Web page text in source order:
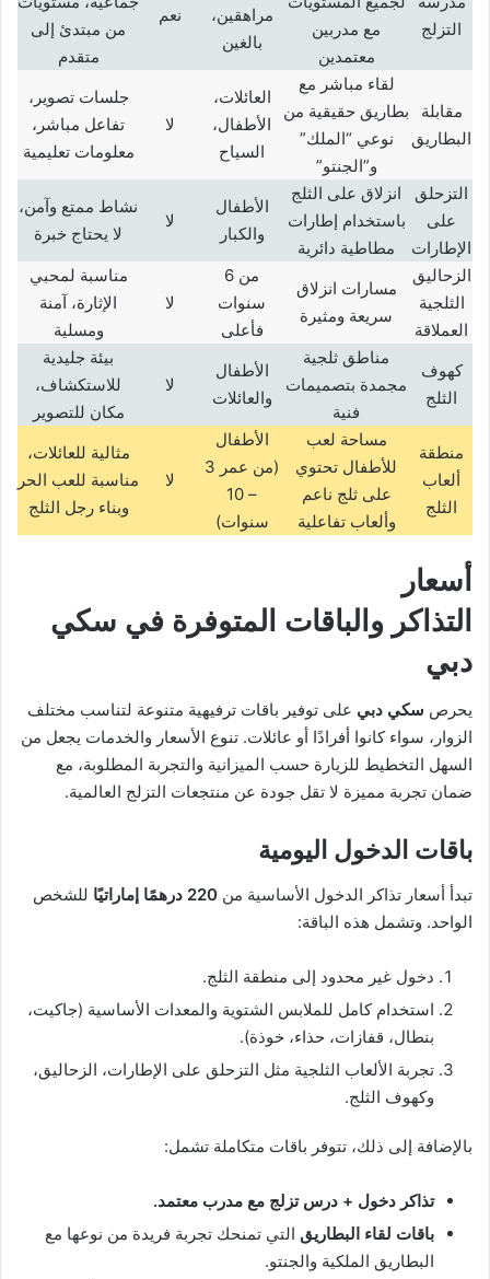
التزلج
مع مدربين
معتمدين
مراهقين،
بالغين
نعم
من مبتدئ إلى
متقدم
مقابلة
البطاريق
لقاء مباشر مع
بطاريق حقيقية من
نوعي “الملك”
و”الجنتو”
العائلات،
الأطفال،
السياح
لا
جلسات تصوير،
تفاعل مباشر،
معلومات تعليمية
التزحلق
على
الإطارات
انزلاق على الثلج
باستخدام إطارات
مطاطية دائرية
الأطفال
والكبار
لا
نشاط ممتع وآمن،
لا يحتاج خبرة
الزحاليق
الثلجية
العملاقة
مسارات انزلاق
سريعة ومثيرة
من 6
سنوات
فأعلى
لا
مناسبة لمحبي
الإثارة، آمنة
ومسلية
كهوف
الثلج
مناطق ثلجية
مجمدة بتصميمات
فنية
الأطفال
والعائلات
لا
بيئة جليدية
للاستكشاف،
مكان للتصوير
منطقة
ألعاب
الثلج
مساحة لعب
للأطفال تحتوي
على ثلج ناعم
وألعاب تفاعلية
الأطفال
(من عمر 3
– 10
سنوات)
لا
مثالية للعائلات،
مناسبة للعب الحر
وبناء رجل الثلج
أسعار
التذاكر والباقات المتوفرة في سكي
دبي
يحرص سكي دبي على توفير باقات ترفيهية متنوعة لتناسب مختلف
الزوار، سواء كانوا أفرادًا أو عائلات. تنوع الأسعار والخدمات يجعل من
السهل التخطيط للزيارة حسب الميزانية والتجربة المطلوبة، مع
ضمان تجربة مميزة لا تقل جودة عن منتجعات التزلج العالمية.
باقات الدخول اليومية
تبدأ أسعار تذاكر الدخول الأساسية من 220 درهمًا إماراتيًا
للشخص
الواحد. وتشمل هذه الباقة:
دخول غير محدود إلى منطقة الثلج.
استخدام كامل للملابس الشتوية والمعدات الأساسية (جاكيت،
بنطال، قفازات، حذاء، خوذة).
تجربة الألعاب الثلجية مثل التزحلق على الإطارات، الزحاليق،
وكهوف الثلج.
بالإضافة إلى ذلك، تتوفر باقات متكاملة تشمل:
تذاكر دخول + درس تزلج مع مدرب معتمد.
باقات لقاء البطاريق التي تمنحك تجربة فريدة من نوعها مع
البطاريق الملكية والجنتو.